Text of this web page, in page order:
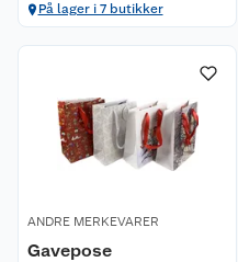
På lager i 7 butikker
ANDRE MERKEVARER
Gavepose
Våre merkevarer
Angre- og returrett
Ofte stilte spørsmål